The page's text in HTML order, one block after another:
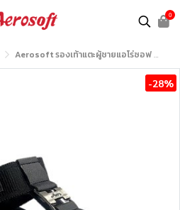
0
Aerosoft รองเท้าแตะผู้ชายแอโร่ซอฟ รุ่น MG9009
-28%